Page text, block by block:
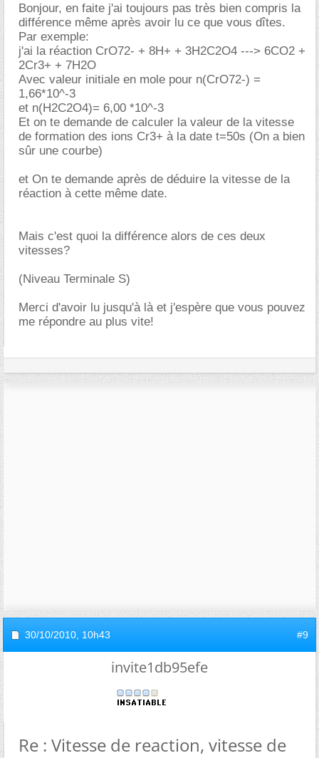
Bonjour, en faite j'ai toujours pas très bien compris la
différence même après avoir lu ce que vous dîtes.
Par exemple:
j'ai la réaction CrO72- + 8H+ + 3H2C2O4 ---> 6CO2 +
2Cr3+ + 7H2O
Avec valeur initiale en mole pour n(CrO72-) =
1,66*10^-3
et n(H2C2O4)= 6,00 *10^-3
Et on te demande de calculer la valeur de la vitesse
de formation des ions Cr3+ à la date t=50s (On a bien
sûr une courbe)
et On te demande après de déduire la vitesse de la
réaction à cette même date.
Mais c'est quoi la différence alors de ces deux
vitesses?
(Niveau Terminale S)
Merci d'avoir lu jusqu'à là et j'espère que vous pouvez
me répondre au plus vite!
30/10/2010, 10h43 #9
invite1db95efe
Re : Vitesse de reaction, vitesse de